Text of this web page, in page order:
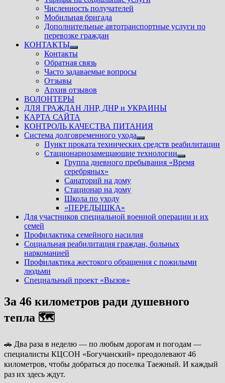
Численность получателей
Мобильная бригада
Дополнительные автотранспортные услуги по
перевозке граждан
КОНТАКТЫ
Показать
подменю
Контакты
Обратная связь
Часто задаваемые вопросы
Отзывы
Архив отзывов
ВОЛОНТЕРЫ
ДЛЯ ГРАЖДАН ЛНР, ДНР и УКРАИНЫ
КАРТА САЙТА
КОНТРОЛЬ КАЧЕСТВА ПИТАНИЯ
Система долговременного ухода
Показать
подменю
Пункт проката технических средств реабилитации
Стационарнозамещающие технологии
Показать
подменю
Группа дневного пребывания «Время
серебряных»
Санаторий на дому
Стационар на дому
Школа по уходу
«ПЕРЕДЫШКА»
Для участников специальной военной операции и их
семей
Профилактика семейного насилия
Социальная реабилитация граждан, больных
наркоманией
Профилактика жестокого обращения с пожилыми
людьми
Специальный проект «Вызов»
За 46 километров ради душевного
тепла 🗺️
🚗 Два раза в неделю — по любым дорогам и погодам —
специалисты КЦСОН «Богучанский» преодолевают 46
километров, чтобы добраться до поселка Таежный. И каждый
раз их здесь ждут.